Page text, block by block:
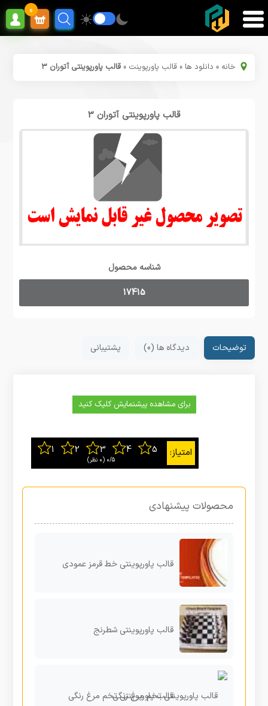
0
خانه » دانلود ها »قالب پاورپوینت »قالب پاورپوینتی آتوران ۳
قالب پاورپوینتی آتوران 3
شناسه محصول
17415
توضیحات دیدگاه ها (0) پشتیبانی
برای مشاهده پیشنمایش کلیک کنید
0/5 ‫(0 نظر)
محصولات پیشنهادی
قالب پاورپوینتی خط قرمز عمودی
قالب پاورپوینتی شطرنج
قالب پاورپوینتی تخم مرغ رنگی